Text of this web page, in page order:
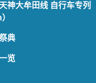
神大牟田线 自行车专列
典
览